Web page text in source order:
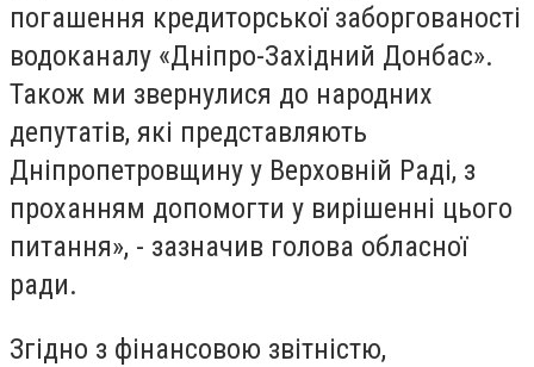
погашення кредиторської заборгованості
водоканалу «Дніпро-Західний Донбас».
Також ми звернулися до народних
депутатів, які представляють
Дніпропетровщину у Верховній Раді, з
проханням допомогти у вирішенні цього
питання», - зазначив голова обласної
ради.
Згідно з фінансовою звітністю,